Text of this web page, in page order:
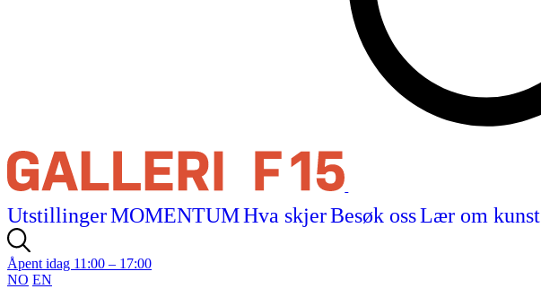
UtstillingerMOMENTUMHva skjerBesøk ossLær om kunst
Åpent idag 11:00 – 17:00
NO EN